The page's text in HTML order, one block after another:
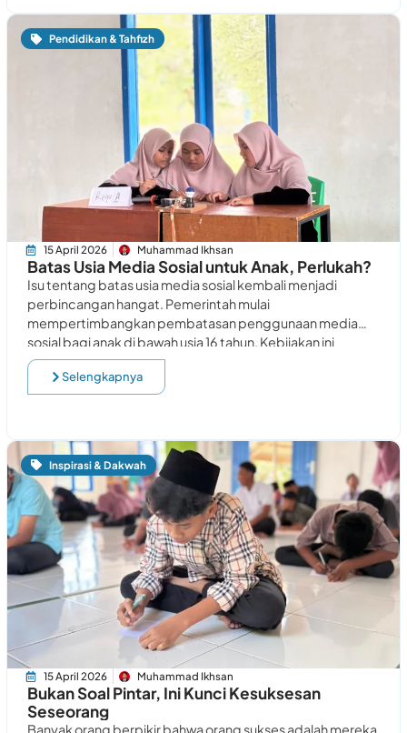
Pendidikan & Tahfizh
15 April 2026 Muhammad Ikhsan
Batas Usia Media Sosial untuk Anak, Perlukah?
Isu tentang batas usia media sosial kembali menjadi
perbincangan hangat. Pemerintah mulai
mempertimbangkan pembatasan penggunaan media
sosial bagi anak di bawah usia 16 tahun. Kebijakan ini
memicu berbagai reaksi. Sebagian
Selengkapnya
Inspirasi & Dakwah
15 April 2026 Muhammad Ikhsan
Bukan Soal Pintar, Ini Kunci Kesuksesan
Seseorang
Banyak orang berpikir bahwa orang sukses adalah mereka